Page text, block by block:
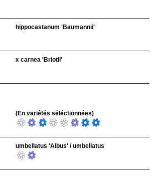
hippocastanum 'Baumannii'
x carnea 'Briotii'
(En variétés séléctionnées)
umbellatus 'Albus' / umbellatus